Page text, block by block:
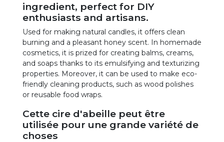
ingredient, perfect for DIY
enthusiasts and artisans.
Used for making natural candles, it offers clean
burning and a pleasant honey scent. In homemade
cosmetics, it is prized for creating balms, creams,
and soaps thanks to its emulsifying and texturizing
properties. Moreover, it can be used to make eco-
friendly cleaning products, such as wood polishes
or reusable food wraps.
Cette cire d'abeille peut être
utilisée pour une grande variété de
choses